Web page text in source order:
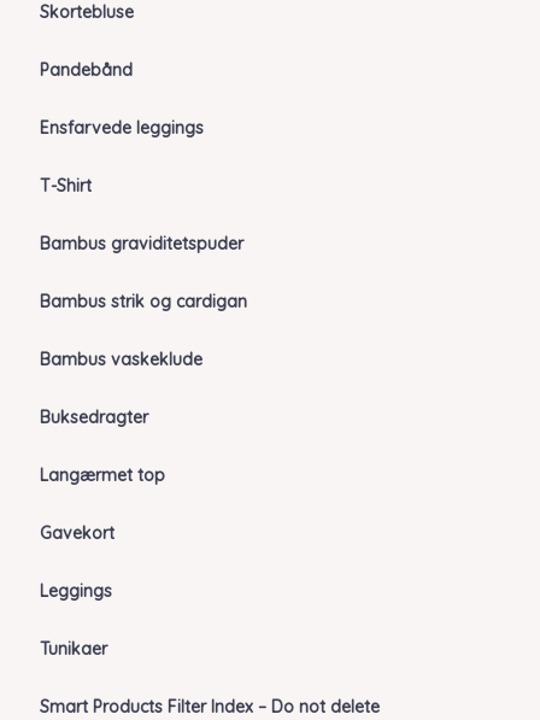
Skortebluse
Pandebånd
Ensfarvede leggings
T-Shirt
Bambus graviditetspuder
Bambus strik og cardigan
Bambus vaskeklude
Buksedragter
Langærmet top
Gavekort
Leggings
Tunikaer
Smart Products Filter Index – Do not delete